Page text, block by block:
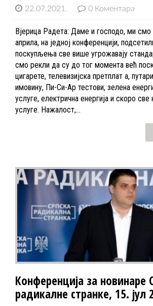
22.07.2021. 0 Коментара
Вјерица Радета: Даме и господо, ми
априла, на једној конференцији,
поскупљења све више угрожавају
смо рекли да су до тог момента већ
цигарете, телевизијска претплат а,
имовину, Пи-Си-Ар тестови, зелена
услуге, електрична енергија и скоро све
услуге. Нажалост,…
Конференција за новинаре
радикалне странке, 15. јул